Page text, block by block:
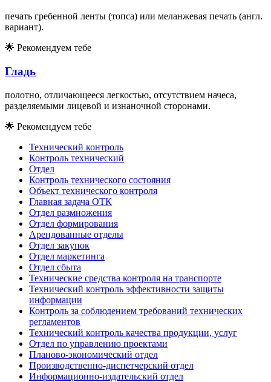
печать гребенной ленты (топса) или меланжевая печать (англ.
вариант).
🌟 Рекомендуем тебе
Гладь
полотно, отличающееся легкостью, отсутствием начеса,
разделяемыми лицевой и изнаночной сторонами.
🌟 Рекомендуем тебе
Технический контроль
Контроль технический
Отдел
Контроль технического состояния
Объект технического контроля
Главная задача ОТК
Отдел размножения
Отдел формирования
Арендованные отделы
Отдел закупок
Отдел маркетинга
Отдел сбыта
Технические средства контроля на транспорте
Технический контроль эффективности защиты
информации
Контроль за соблюдением требований технических
регламентов
Технический контроль качества продукции, услуг
Отдел по управлению проектами
Планово-экономический отдел
Производственно-диспетчерский отдел
Информационно-издательский отдел